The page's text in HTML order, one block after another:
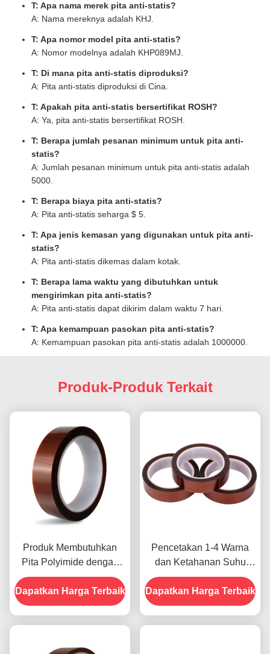
T: Apa nama merek pita anti-statis?
A: Nama mereknya adalah KHJ.
T: Apa nomor model pita anti-statis?
A: Nomor modelnya adalah KHP089MJ.
T: Di mana pita anti-statis diproduksi?
A: Pita anti-statis diproduksi di Cina.
T: Apakah pita anti-statis bersertifikat ROSH?
A: Ya, pita anti-statis bersertifikat ROSH.
T: Berapa jumlah pesanan minimum untuk pita anti-
statis?
A: Jumlah pesanan minimum untuk pita anti-statis adalah
5000.
T: Berapa biaya pita anti-statis?
A: Pita anti-statis seharga $ 5.
T: Apa jenis kemasan yang digunakan untuk pita anti-
statis?
A: Pita anti-statis dikemas dalam kotak.
T: Berapa lama waktu yang dibutuhkan untuk
mengirimkan pita anti-statis?
A: Pita anti-statis dapat dikirim dalam waktu 7 hari.
T: Apa kemampuan pasokan pita anti-statis?
A: Kemampuan pasokan pita anti-statis adalah 1000000.
Produk-Produk Terkait
Produk Membutuhkan
Pita Polyimide dengan
Resistensi Tegangan
1000V
Dapatkan Harga Terbaik
Pencetakan 1-4 Warna
dan Ketahanan Suhu
-10C-80C Metode
Pembayaran Kartu Kredit
untuk Model Sebelumnya
Dapatkan Harga Terbaik